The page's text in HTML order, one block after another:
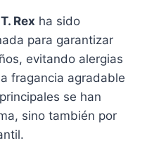
Rex ha sido
para garantizar
evitando alergias
fragancia agradable
se han
sino también por